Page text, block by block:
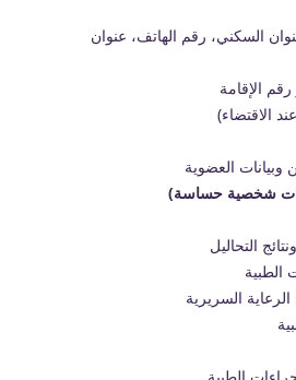
السكني، رقم الهاتف، عنوان
الإقامة
الاقتضاء)
وبيانات العضوية
التحاليل
الطبية
السريرية